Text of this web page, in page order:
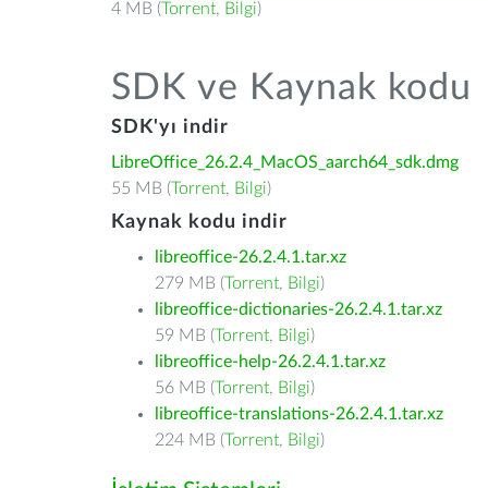
4 MB (Torrent, Bilgi)
SDK ve Kaynak kodu
SDK'yı indir
LibreOffice_26.2.4_MacOS_aarch64_sdk.dmg
55 MB (Torrent, Bilgi)
Kaynak kodu indir
libreoffice-26.2.4.1.tar.xz
279 MB (Torrent, Bilgi)
libreoffice-dictionaries-26.2.4.1.tar.xz
59 MB (Torrent, Bilgi)
libreoffice-help-26.2.4.1.tar.xz
56 MB (Torrent, Bilgi)
libreoffice-translations-26.2.4.1.tar.xz
224 MB (Torrent, Bilgi)